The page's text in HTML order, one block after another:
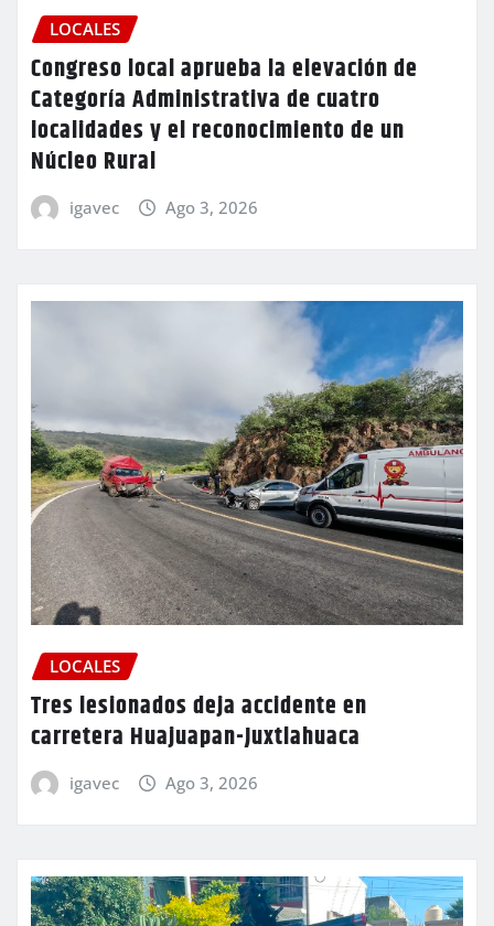
LOCALES
Congreso local aprueba la elevación de
Categoría Administrativa de cuatro
localidades y el reconocimiento de un
Núcleo Rural
igavec Ago 3, 2026
LOCALES
Tres lesionados deja accidente en
carretera Huajuapan-Juxtlahuaca
igavec Ago 3, 2026